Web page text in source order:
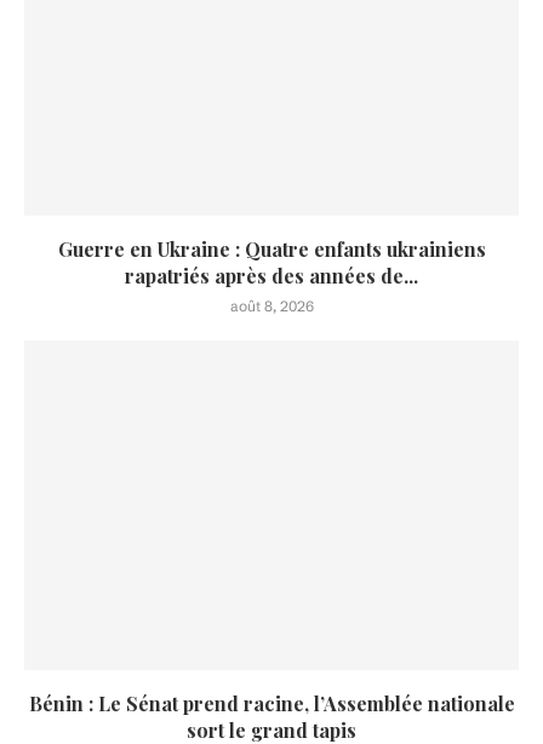
Guerre en Ukraine : Quatre enfants ukrainiens
rapatriés après des années de...
août 8, 2026
Bénin : Le Sénat prend racine, l’Assemblée nationale
sort le grand tapis